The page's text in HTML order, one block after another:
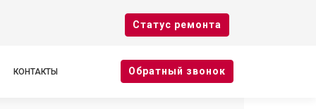
Cтатус ремонта
КОНТАКТЫ Oбратный звонок